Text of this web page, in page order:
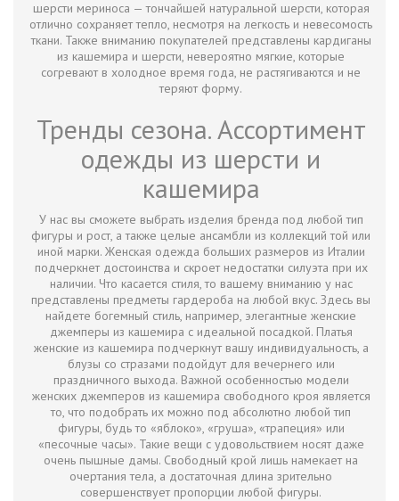
шерсти мериноса — тончайшей натуральной шерсти, которая
отлично сохраняет тепло, несмотря на легкость и невесомость
ткани. Также вниманию покупателей представлены кардиганы
из кашемира и шерсти, невероятно мягкие, которые
согревают в холодное время года, не растягиваются и не
теряют форму.
Тренды сезона. Ассортимент
одежды из шерсти и
кашемира
У нас вы сможете выбрать изделия бренда под любой тип
фигуры и рост, а также целые ансамбли из коллекций той или
иной марки. Женская одежда больших размеров из Италии
подчеркнет достоинства и скроет недостатки силуэта при их
наличии. Что касается стиля, то вашему вниманию у нас
представлены предметы гардероба на любой вкус. Здесь вы
найдете богемный стиль, например, элегантные женские
джемперы из кашемира с идеальной посадкой. Платья
женские из кашемира подчеркнут вашу индивидуальность, а
блузы со стразами подойдут для вечернего или
праздничного выхода. Важной особенностью модели
женских джемперов из кашемира свободного кроя является
то, что подобрать их можно под абсолютно любой тип
фигуры, будь то «яблоко», «груша», «трапеция» или
«песочные часы». Такие вещи с удовольствием носят даже
очень пышные дамы. Свободный крой лишь намекает на
очертания тела, а достаточная длина зрительно
совершенствует пропорции любой фигуры.